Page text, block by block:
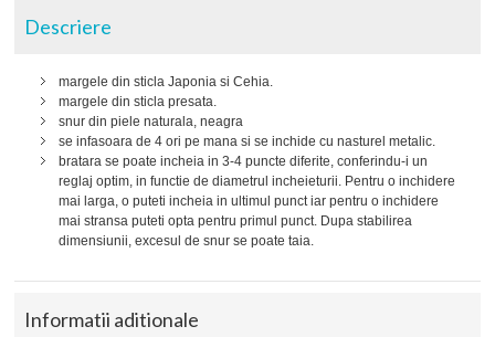
Descriere
margele din sticla Japonia si Cehia.
margele din sticla presata.
snur din piele naturala, neagra
se infasoara de 4 ori pe mana si se inchide cu nasturel metalic.
bratara se poate incheia in 3-4 puncte diferite, conferindu-i un
reglaj optim, in functie de diametrul incheieturii. Pentru o inchidere
mai larga, o puteti incheia in ultimul punct iar pentru o inchidere
mai stransa puteti opta pentru primul punct. Dupa stabilirea
dimensiunii, excesul de snur se poate taia.
Informatii aditionale